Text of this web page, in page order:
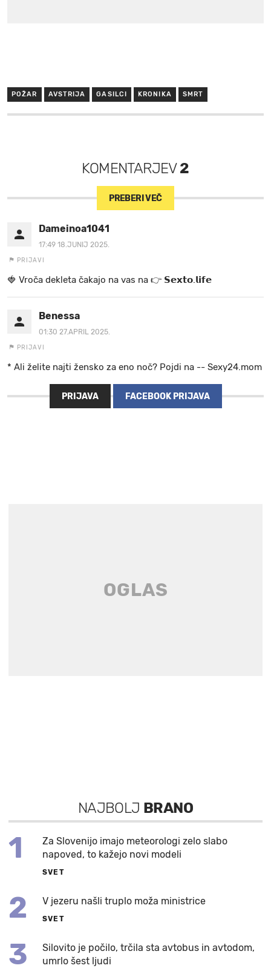
POŽAR AVSTRIJA GASILCI KRONIKA SMRT
KOMENTARJEV2
PREBERI VEČ
Dameinoa1041
17:49 18.JUNIJ 2025.
PRIJAVI
🍓 V r o č a d e k l e t a ča k a jo na va s n a 👉 𝗦𝗲𝘅𝘁𝗼.𝗹𝗶𝗳𝗲
Benessa
01:30 27.APRIL 2025.
PRIJAVI
* Ali želite najti žensko za eno noč? Pojdi na -- Sexy24.mom
PRIJAVA FACEBOOK PRIJAVA
NAJBOLJ BRANO
1
Za Slovenijo imajo meteorologi zelo slabo
napoved, to kažejo novi modeli
SVET
2 V jezeru našli truplo moža ministrice
SVET
3
Silovito je počilo, trčila sta avtobus in avtodom,
umrlo šest ljudi